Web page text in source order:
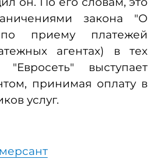
закона "О
по приему платежей
агентах) в тех
"Евросеть" выступает
принимая оплату в
услуг.